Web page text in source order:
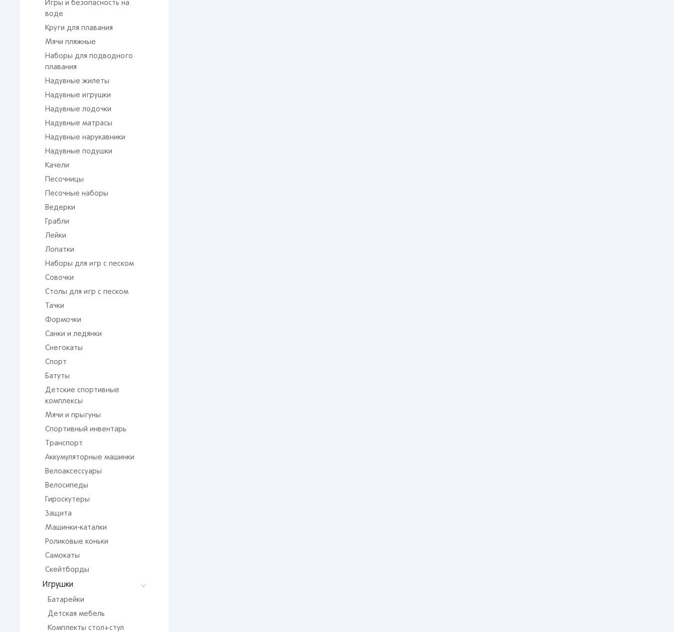
Игры и безопасность на
воде
Круги для плавания
Мячи пляжные
Наборы для подводного
плавания
Надувные жилеты
Надувные игрушки
Надувные лодочки
Надувные матрасы
Надувные нарукавники
Надувные подушки
Качели
Песочницы
Песочные наборы
Ведерки
Грабли
Лейки
Лопатки
Наборы для игр с песком
Совочки
Столы для игр с песком
Тачки
Формочки
Санки и ледянки
Снегокаты
Спорт
Батуты
Детские спортивные
комплексы
Мячи и прыгуны
Спортивный инвентарь
Транспорт
Аккумуляторные машинки
Велоаксессуары
Велосипеды
Гироскутеры
Защита
Машинки-каталки
Роликовые коньки
Самокаты
Скейтборды
Игрушки
Батарейки
Детская мебель
Комплекты стол+стул